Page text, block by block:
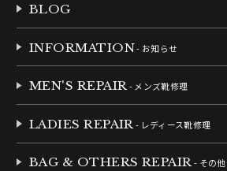
BLOG
INFORMATION- お知らせ
MEN'S REPAIR- メンズ靴修理
LADIES REPAIR- レディース靴修理
BAG & OTHERS REPAIR- その